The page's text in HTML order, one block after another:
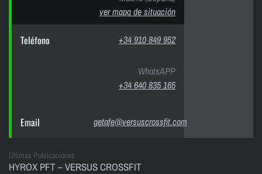
ver mapa de situación
Teléfono +34 910 849 952
WhatsAPP
+34 640 835 165
Email getafe@versuscrossfit.com
Últimas Publicaciones
HYROX PFT – VERSUS CROSSFIT